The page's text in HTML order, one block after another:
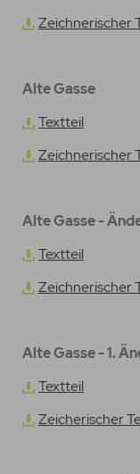
Zeichnerischer
Alte Gasse
Textteil
Zeichnerischer
Alte Gasse -
Textteil
Zeichnerischer
Alte Gasse - 1.
Textteil
Zeicherischer